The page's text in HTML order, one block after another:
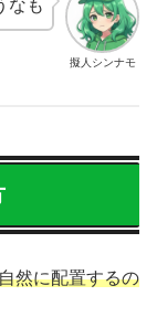
擬人シンナモ
なも
然に配置するの